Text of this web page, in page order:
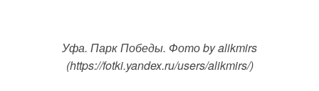
Уфа. Парк Победы. Фото by alikmirs
(https://fotki.yandex.ru/users/alikmirs/)